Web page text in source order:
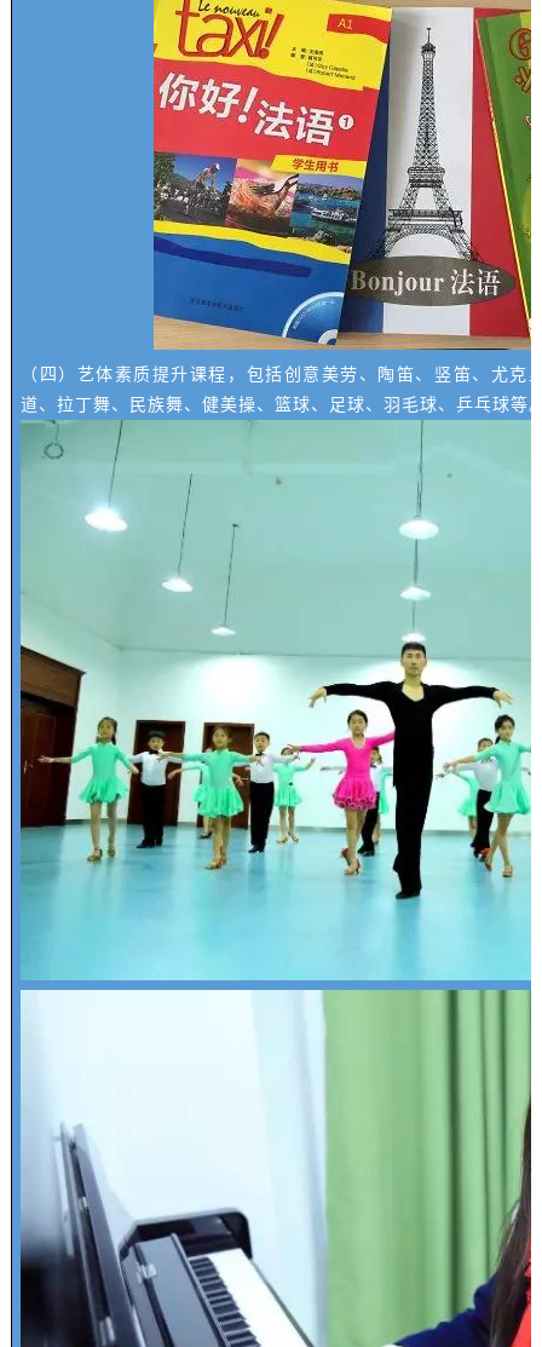
（四）艺体素质提升课程，包括创意美劳、陶笛、竖笛、尤克
道、拉丁舞、民族舞、健美操、篮球、足球、羽毛球、乒乓球等